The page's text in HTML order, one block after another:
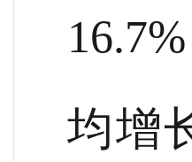
16.7%
均增